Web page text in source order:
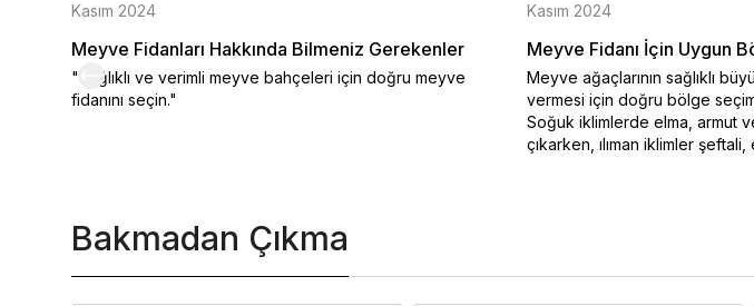
Kasım 2024
Meyve Fidanları Hakkında Bilmeniz Gerekenler
"Sağlıklı ve verimli meyve bahçeleri için doğru meyve
fidanını seçin."
Kasım 2024
Meyve Fidanı İçin Uygun
Meyve ağaçlarının sağlıklı
vermesi için doğru bölge
Soğuk iklimlerde elma, armut
çıkarken, ılıman iklimler
verimli ve sağlıklı meyve
Bakmadan Çıkma